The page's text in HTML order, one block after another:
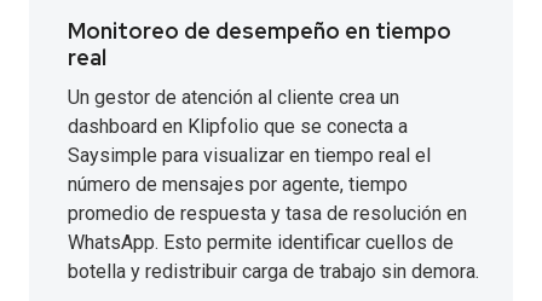
Monitoreo de desempeño en tiempo
real
Un gestor de atención al cliente crea un
dashboard en Klipfolio que se conecta a
Saysimple para visualizar en tiempo real el
número de mensajes por agente, tiempo
promedio de respuesta y tasa de resolución en
WhatsApp. Esto permite identificar cuellos de
botella y redistribuir carga de trabajo sin demora.